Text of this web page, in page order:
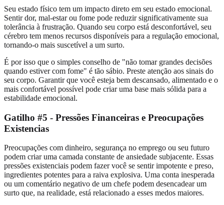
Seu estado físico tem um impacto direto em seu estado emocional.
Sentir dor, mal-estar ou fome pode reduzir significativamente sua
tolerância à frustração. Quando seu corpo está desconfortável, seu
cérebro tem menos recursos disponíveis para a regulação emocional,
tornando-o mais suscetível a um surto.
É por isso que o simples conselho de "não tomar grandes decisões
quando estiver com fome" é tão sábio. Preste atenção aos sinais do
seu corpo. Garantir que você esteja bem descansado, alimentado e o
mais confortável possível pode criar uma base mais sólida para a
estabilidade emocional.
Gatilho #5 - Pressões Financeiras e Preocupações
Existencias
Preocupações com dinheiro, segurança no emprego ou seu futuro
podem criar uma camada constante de ansiedade subjacente. Essas
pressões existenciais podem fazer você se sentir impotente e preso,
ingredientes potentes para a raiva explosiva. Uma conta inesperada
ou um comentário negativo de um chefe podem desencadear um
surto que, na realidade, está relacionado a esses medos maiores.